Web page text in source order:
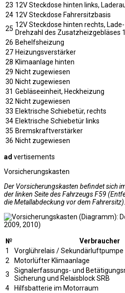
23 12V Steckdose hinten links,
24 12V Steckdose Fahrersitzbasis
25 12V Steckdose hinten rechts,
Drehzahl des Zusatzheizgebläses 1
26 Behelfsheizung
27 Heizungsverstärker
28 Klimaanlage hinten
29 Nicht zugewiesen
30 Nicht zugewiesen
31 Gebläseeinheit, Heckheizung
32 Nicht zugewiesen
33 Elektrische Schiebetür, rechts
34 Elektrische Schiebetür links
35 Bremskraftverstärker
36 Nicht zugewiesen
ad vertisements
Vorsicherungskasten
Der Vorsicherungskasten befindet sich
der linken Seite des Fahrzeugs F59
die Metallabdeckung vor dem Fahrersitz).
№ Verbraucher
1
Vorglührelais / Sekundärluftpumpe
2
Motorlüfter Klimaanlage
3
Signalerfassungs- und
Sicherung und Relaisblock SRB
4
Hilfsbatterie im Motorraum